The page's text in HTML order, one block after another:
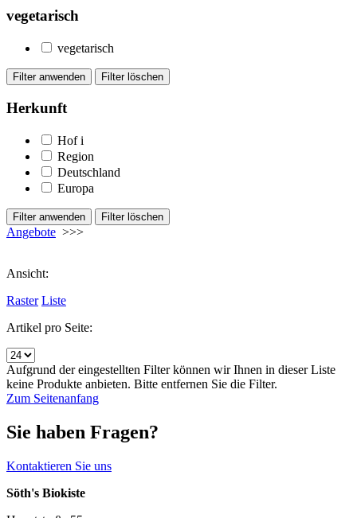
vegetarisch
vegetarisch
Herkunft
Hof i
Region
Deutschland
Europa
Angebote >>>
Ansicht:
Raster Liste
Artikel pro Seite:
Aufgrund der eingestellten Filter können wir Ihnen in dieser Liste
keine Produkte anbieten. Bitte entfernen Sie die Filter.
Zum Seitenanfang
Sie haben Fragen?
Kontaktieren Sie uns
Söth's Biokiste